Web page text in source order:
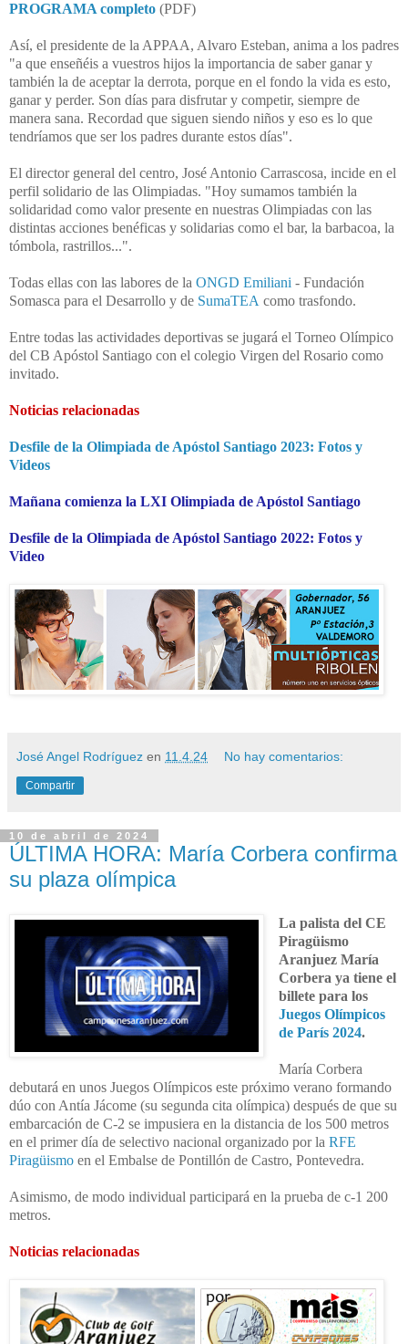
PROGRAMA completo (PDF)
Así, el presidente de la APPAA, Alvaro Esteban, anima a los padres
"a que enseñéis a vuestros hijos la importancia de saber ganar y
también la de aceptar la derrota, porque en el fondo la vida es esto,
ganar y perder. Son días para disfrutar y competir, siempre de
manera sana. Recordad que siguen siendo niños y eso es lo que
tendríamos que ser los padres durante estos días".
El director general del centro, José Antonio Carrascosa, incide en el
perfil solidario de las Olimpiadas. "Hoy sumamos también la
solidaridad como valor presente en nuestras Olimpiadas con las
distintas acciones benéficas y solidarias como el bar, la barbacoa, la
tómbola, rastrillos...".
Todas ellas con las labores de la ONGD Emiliani - Fundación
Somasca para el Desarrollo y de SumaTEA como trasfondo.
Entre todas las actividades deportivas se jugará el Torneo Olímpico
del CB Apóstol Santiago con el colegio Virgen del Rosario como
invitado.
Noticias relacionadas
Desfile de la Olimpiada de Apóstol Santiago 2023: Fotos y
Videos
Mañana comienza la LXI Olimpiada de Apóstol Santiago
Desfile de la Olimpiada de Apóstol Santiago 2022: Fotos y
Video
José Angel Rodríguez en 11.4.24 No hay comentarios:
Compartir
10 de abril de 2024
ÚLTIMA HORA: María Corbera confirma
su plaza olímpica
La palista del CE
Piragüismo
Aranjuez María
Corbera ya tiene el
billete para los
Juegos Olímpicos
de París 2024.
María Corbera
debutará en unos Juegos Olímpicos este próximo verano formando
dúo con Antía Jácome (su segunda cita olímpica) después de que su
embarcación de C-2 se impusiera en la distancia de los 500 metros
en el primer día de selectivo nacional organizado por la RFE
Piragüismo en el Embalse de Pontillón de Castro, Pontevedra.
Asimismo, de modo individual participará en la prueba de c-1 200
metros.
Noticias relacionadas